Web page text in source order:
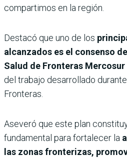
compartimos en la región.
Destacó que uno de los
alcanzados es el consenso
Salud de Fronteras Mercosur
del trabajo desarrollado
Fronteras.
Aseveró que este plan
fundamental para fortalecer la
las zonas fronterizas,